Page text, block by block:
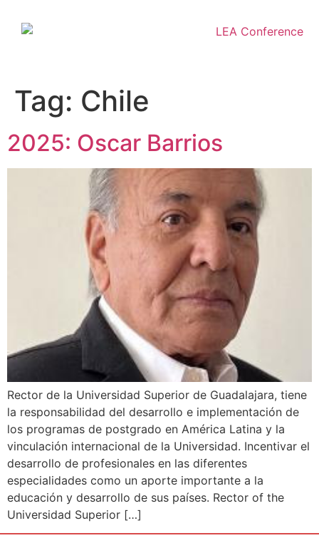
Tag: Chile
2025: Oscar Barrios
Rector de la Universidad Superior de Guadalajara, tiene
la responsabilidad del desarrollo e implementación de
los programas de postgrado en América Latina y la
vinculación internacional de la Universidad. Incentivar el
desarrollo de profesionales en las diferentes
especialidades como un aporte importante a la
educación y desarrollo de sus países. Rector of the
Universidad Superior […]